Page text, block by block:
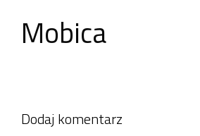
Mobica
Dodaj komentarz